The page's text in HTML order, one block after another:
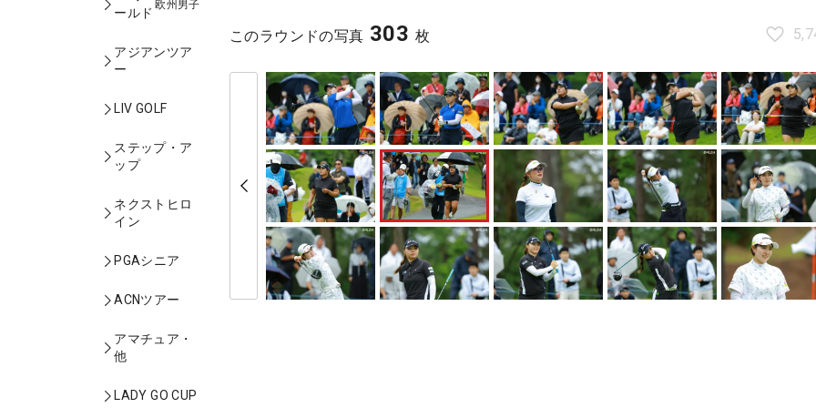
ールド
欧州男子
アジアンツア
ー
LIV GOLF
ステップ・ア
ップ
ネクストヒロ
イン
PGAシニア
ACNツアー
アマチュア・
他
LADY GO CUP
このラウンドの写真 303 枚